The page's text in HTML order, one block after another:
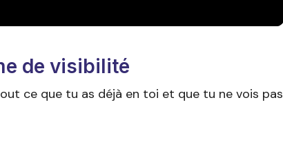
de visibilité
ce que tu as déjà en toi et que tu ne vois pas